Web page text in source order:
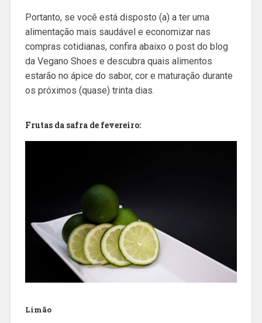
Portanto, se você está disposto (a) a ter uma
alimentação mais saudável e economizar nas
compras cotidianas, confira abaixo o post do blog
da Vegano Shoes e descubra quais alimentos
estarão no ápice do sabor, cor e maturação durante
os próximos (quase) trinta dias.
Frutas da safra de fevereiro:
Limão